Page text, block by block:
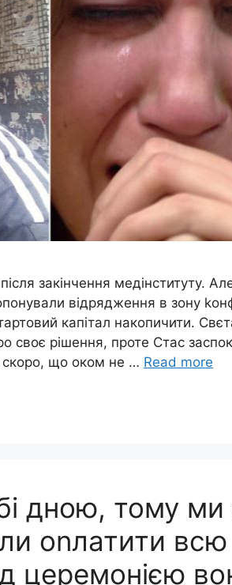
закінчення медінституту.
відрядження в зону
капітал накопичити.
своє рішення, проте Стас
скоро, що оком не … Read more
дною, тому ми
оnлатити всю
церемонією